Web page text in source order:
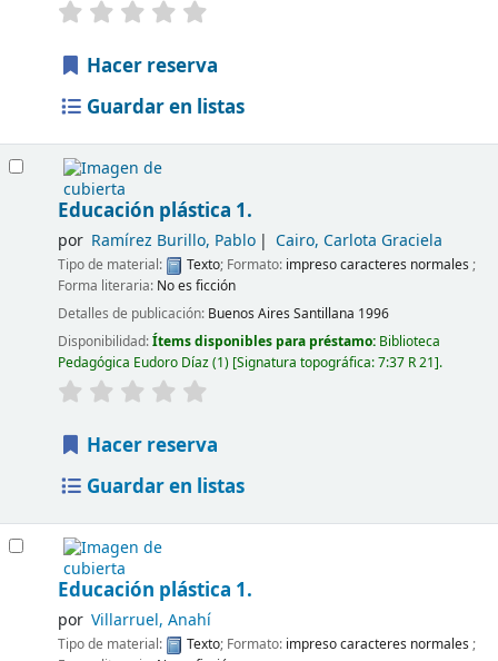
Hacer reserva
Guardar en listas
Educación plástica 1.
por Ramírez Burillo, Pablo Cairo, Carlota Graciela
Tipo de material: Texto; Formato: impreso caracteres normales ;
Forma literaria: No es ficción
Detalles de publicación: Buenos Aires Santillana 1996
Disponibilidad:Ítems disponibles para préstamo: Biblioteca
Pedagógica Eudoro Díaz(1) Signatura topográfica:7:37 R 21 .
Hacer reserva
Guardar en listas
Educación plástica 1.
por Villarruel, Anahí
Tipo de material: Texto; Formato: impreso caracteres normales ;